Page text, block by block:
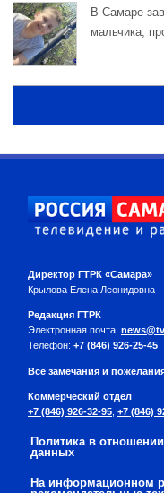
В Самаре
мальчика,
Директор ГТРК «Самара»
Крылова Елена Леонидовна
Редакция ГТРК
Электронная почта:
Телефон: +7 (846) 926-25-45
Все замечания и
Коммерческий отдел
+7 (846) 926-32-95 +7 (846)
Политика в
данных
На информационном